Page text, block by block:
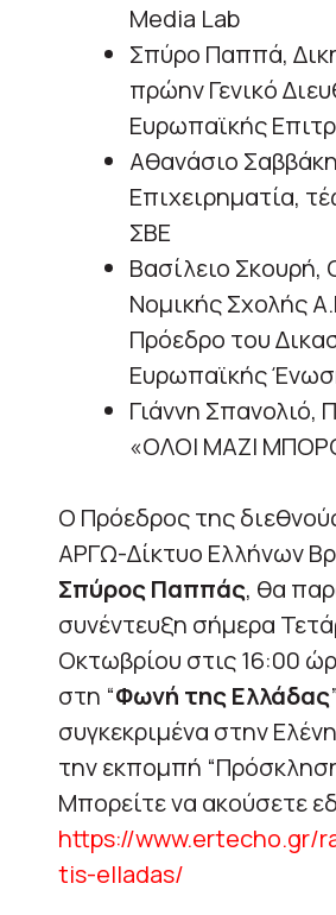
Media Lab
Σπύρο Παππά,
πρώην Γενικό
Ευρωπαϊκής
Αθανάσιο
Επιχειρηματία,
ΣΒΕ
Βασίλειο Σκουρή,
Νομικής Σχολής
Πρόεδρο του
Ευρωπαϊκής
Γιάννη Σπανολιό,
«ΟΛΟΙ ΜΑΖΙ
Ο Πρόεδρος της
ΑΡΓΩ-Δίκτυο Ελλήνων
Σπύρος Παππάς, θα
συνέντευξη σήμερα
Οκτωβρίου στις 16:00
στη “Φωνή της Ελλάδας
συγκεκριμένα στην
την εκπομπή
Μπορείτε να ακούσετε
https://www.ertecho.gr/
tis-elladas/